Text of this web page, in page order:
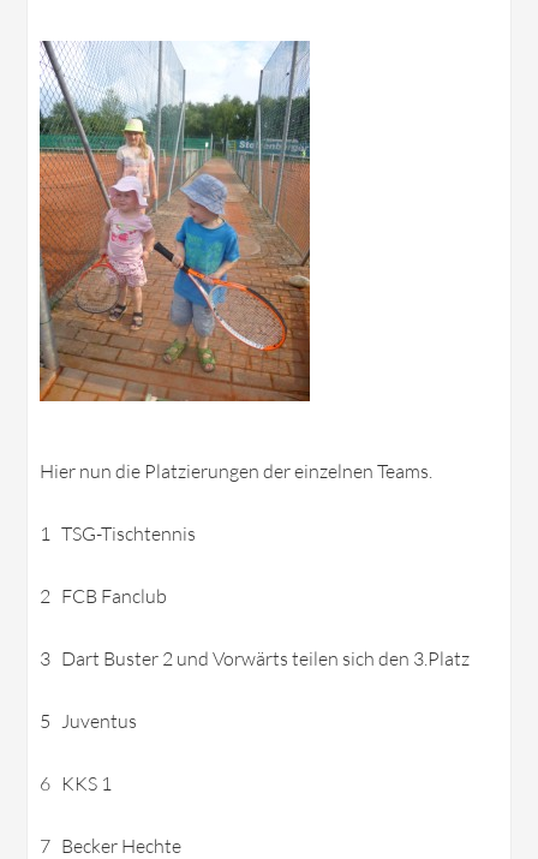
Hier nun die Platzierungen der einzelnen Teams.
1 TSG-Tischtennis
2 FCB Fanclub
3 Dart Buster 2 und Vorwärts teilen sich den 3.Platz
5 Juventus
6 KKS 1
7 Becker Hechte